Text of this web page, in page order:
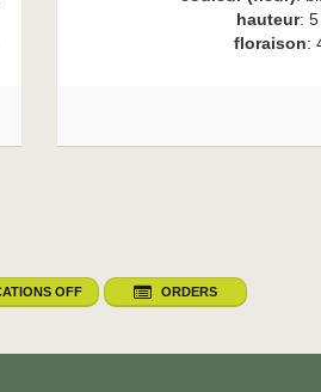
hauteur:
floraison:
OFF ORDERS